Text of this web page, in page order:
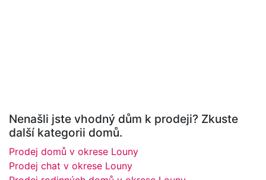
Nenašli jste vhodný dům k prodeji? Zkuste
další kategorii domů.
Prodej domů v okrese Louny
Prodej chat v okrese Louny